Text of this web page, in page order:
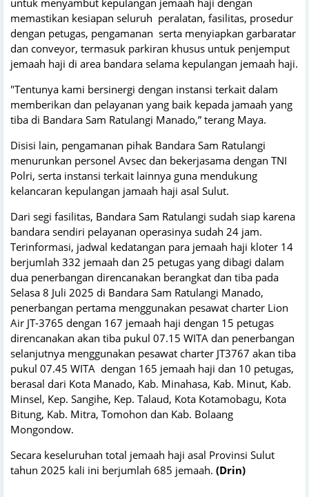
memastikan kesiapan seluruh peralatan, fasilitas, prosedur
dengan petugas, pengamanan serta menyiapkan garbaratar
dan conveyor, termasuk parkiran khusus untuk penjemput
jemaah haji di area bandara selama kepulangan jemaah haji.
"Tentunya kami bersinergi dengan instansi terkait dalam
memberikan dan pelayanan yang baik kepada jamaah yang
tiba di Bandara Sam Ratulangi Manado,” terang Maya.
Disisi lain, pengamanan pihak Bandara Sam Ratulangi
menurunkan personel Avsec dan bekerjasama dengan TNI
Polri, serta instansi terkait lainnya guna mendukung
kelancaran kepulangan jamaah haji asal Sulut.
Dari segi fasilitas, Bandara Sam Ratulangi sudah siap karena
bandara sendiri pelayanan operasinya sudah 24 jam.
Terinformasi, jadwal kedatangan para jemaah haji kloter 14
berjumlah 332 jemaah dan 25 petugas yang dibagi dalam
dua penerbangan direncanakan berangkat dan tiba pada
Selasa 8 Juli 2025 di Bandara Sam Ratulangi Manado,
penerbangan pertama menggunakan pesawat charter Lion
Air JT-3765 dengan 167 jemaah haji dengan 15 petugas
direncanakan akan tiba pukul 07.15 WITA dan penerbangan
selanjutnya menggunakan pesawat charter JT3767 akan tiba
pukul 07.45 WITA dengan 165 jemaah haji dan 10 petugas,
berasal dari Kota Manado, Kab. Minahasa, Kab. Minut, Kab.
Minsel, Kep. Sangihe, Kep. Talaud, Kota Kotamobagu, Kota
Bitung, Kab. Mitra, Tomohon dan Kab. Bolaang
Mongondow.
Secara keseluruhan total jemaah haji asal Provinsi Sulut
tahun 2025 kali ini berjumlah 685 jemaah. (Drin)